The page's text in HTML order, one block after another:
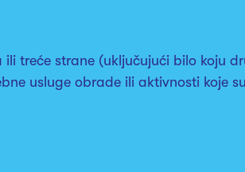
treće strane (uključujući bilo koju
usluge obrade ili aktivnosti koje